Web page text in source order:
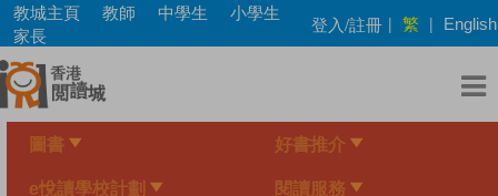
Skip
main
content
教城主頁 教師 中學生
小學生
家長
登入/註冊 | 繁 | English
圖書 好書推介
e悅讀學校計劃 閱讀服務